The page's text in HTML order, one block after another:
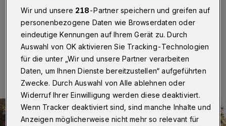
Rundschau vom 16. Dezember
Eine Minute Lesezeit
Wir und unsere 218-Partner speichern und greifen auf
personenbezogene Daten wie Browserdaten oder
eindeutige Kennungen auf Ihrem Gerät zu. Durch
Auswahl von OK aktivieren Sie Tracking-Technologien
für die unter „Wir und unsere Partner verarbeiten
Daten, um Ihnen Dienste bereitzustellen“ aufgeführten
Zwecke. Durch Auswahl von Alle ablehnen oder
Widerruf Ihrer Einwilligung werden diese deaktiviert.
Wenn Tracker deaktiviert sind, sind manche Inhalte und
Anzeigen möglicherweise nicht mehr so relevant für